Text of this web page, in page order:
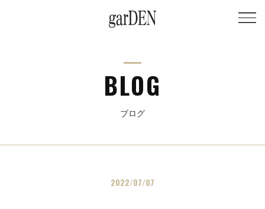
BLOG
ブログ
2022/07/07